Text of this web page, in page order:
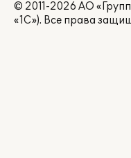
© 2011-2026 АО
«1С»). Все права